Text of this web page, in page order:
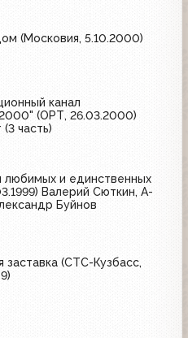
(Московия, 5.10.2000)
канал
(ОРТ, 26.03.2000)
часть)
любимых и единственных
Валерий Сюткин, А-
Буйнов
заставка (СТС-Кузбасс,